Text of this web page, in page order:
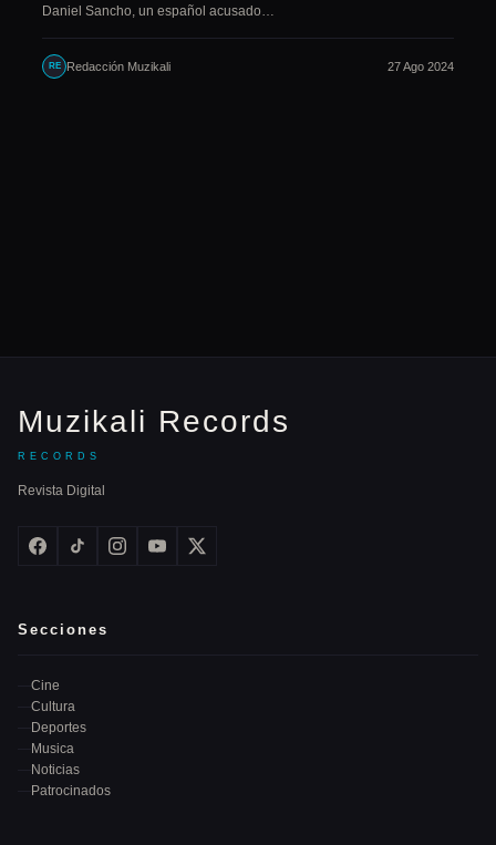
Daniel Sancho, un español acusado…
RE Redacción Muzikali 27 Ago 2024
Muzikali Records
RECORDS
Revista Digital
Secciones
Cine
Cultura
Deportes
Musica
Noticias
Patrocinados